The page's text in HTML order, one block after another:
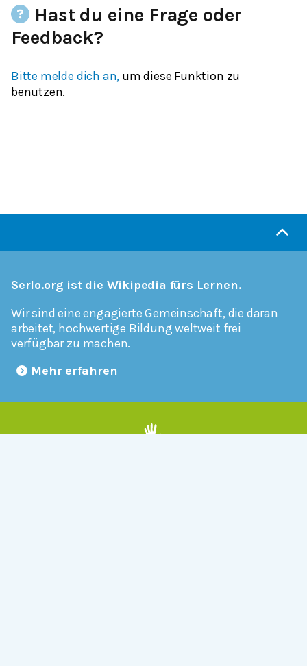
Hast du eine Frage oder
Feedback?
Bitte melde dich an, um diese Funktion zu
benutzen.
Serlo.org ist die Wikipedia fürs Lernen.
Wir sind eine engagierte Gemeinschaft, die daran
arbeitet, hochwertige Bildung weltweit frei
verfügbar zu machen.
Mehr erfahren